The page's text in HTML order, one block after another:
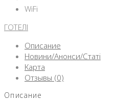
WiFi
ГОТЕЛІ
Описание
Новини/Анонси/Статі
Карта
Отзывы (0)
Описание